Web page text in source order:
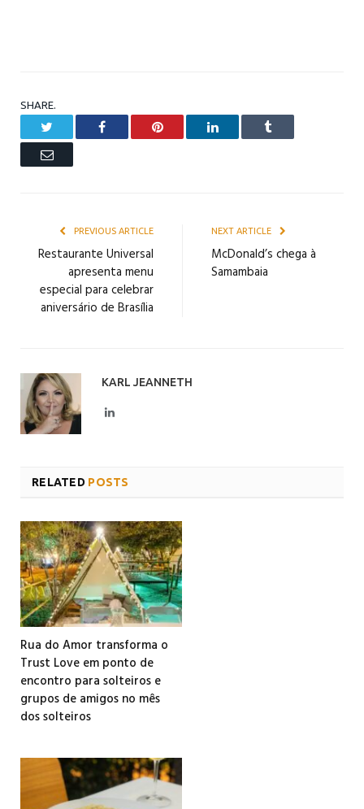
SHARE.
Facebook Pinterest LinkedIn Tumblr
Email
PREVIOUS ARTICLE
Restaurante Universal
apresenta menu
especial para celebrar
aniversário de Brasília
NEXT ARTICLE
McDonald’s chega à
Samambaia
KARL JEANNETH
LinkedIn
RELATED POSTS
Rua do Amor transforma o
Trust Love em ponto de
encontro para solteiros e
grupos de amigos no mês
dos solteiros